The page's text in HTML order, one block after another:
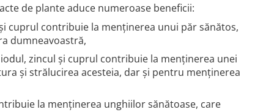
de plante aduce numeroase beneficii:
cuprul contribuie la menținerea unui păr sănătos,
dumneavoastră,
iodul, zincul și cuprul contribuie la menținerea unei
și strălucirea acesteia, dar și pentru menținerea
la menținerea unghiilor sănătoase, care